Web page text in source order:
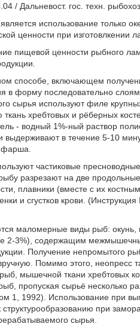
/ Дальневост. гос. техн.
использование только
ценности при изготовлкении
пищевой ценности рыбного
способе, включающем
в форму последовательно
сырья используют филе
хребтовых и рёберных
- водный 1%-ный раствор
в течение 5-10
частиковые
разрезают на две
плавники (вместе с их
и сгустков крови.
маломерные виды рыб: окунь,
2-3%), содержащим
Получение непромытого
Помимо этого, неопресс
мышечной ткани хребтовых
пропуская сырьё несколько
1, 1992). Использование при
при
сырья.